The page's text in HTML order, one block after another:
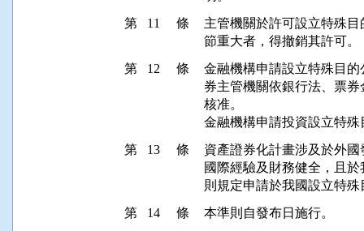
第 11 條
主管機關於許可設立特殊
第 12 條
金融機構申請設立特殊目
券主管機關依銀行法、票
核准。
第 13 條
資產證券化計畫涉及於外
國際經驗及財務健全，且
第 14 條